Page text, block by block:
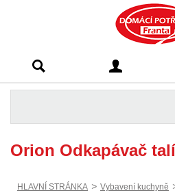
Franta -
Orion Odkapávač
HLAVNÍ STRÁNKA > Vybavení kuchyně